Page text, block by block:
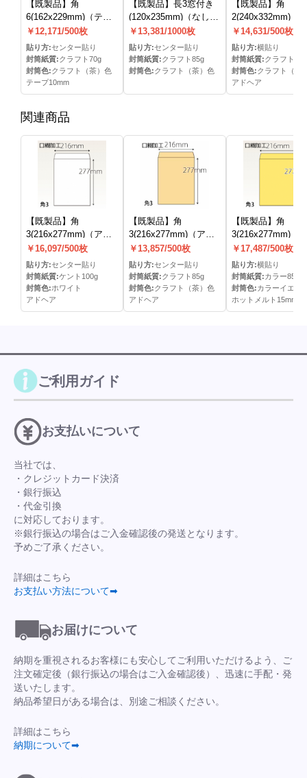
【既製品】角
6(162x229mm)（テー
プ10mm）(C貼)
￥12,171/500枚
貼り方:センター貼り
封筒紙質:クラフト70g
封筒色:クラフト（茶）色
テープ10mm
【既製品】長3窓付き
(120x235mm)（なし）
(C貼)
￥13,381/1000枚
貼り方:センター貼り
封筒紙質:クラフト85g
封筒色:クラフト（茶）色
【既製品】角
2(240x332mm)（
ヘア）
￥14,631/500枚
貼り方:横貼り
封筒紙質:クラフト85g
封筒色:クラフト（茶
アドヘア
関連商品
【既製品】角
3(216x277mm)（アド
ヘア）(C貼)
￥16,097/500枚
貼り方:センター貼り
封筒紙質:ケント100g
封筒色:ホワイト
アドヘア
【既製品】角
3(216x277mm)（アド
ヘア）(C貼)
￥13,857/500枚
貼り方:センター貼り
封筒紙質:クラフト85g
封筒色:クラフト（茶）色
アドヘア
【既製品】角
3(216x277mm)（
トメルト15mm）
￥17,487/500枚
貼り方:横貼り
封筒紙質:カラー85g
封筒色:カラーイエロ
ホットメルト15mm
ご利用ガイド
お支払いについて
当社では、
・クレジットカード決済
・銀行振込
・代金引換
に対応しております。
※銀行振込の場合はご入金確認後の発送となります。
予めご了承ください。
詳細はこちら
お支払い方法について➡
お届けについて
納期を重視されるお客様にも安心してご利用いただけるよう、ご
注文確定後（銀行振込の場合はご入金確認後）、迅速に手配・発
送いたします。
納品希望日がある場合は、別途ご相談ください。
詳細はこちら
納期について➡